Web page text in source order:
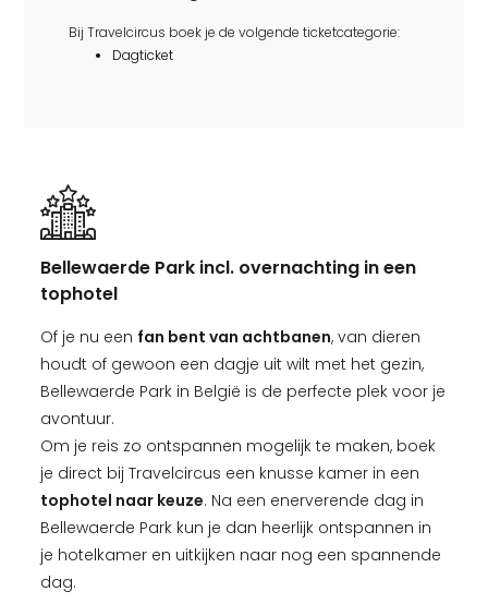
Bij Travelcircus boek je de volgende ticketcategorie:
Dagticket
Bellewaerde Park incl. overnachting in een
tophotel
Of je nu een fan bent van achtbanen, van dieren
houdt of gewoon een dagje uit wilt met het gezin,
Bellewaerde Park in België is de perfecte plek voor je
avontuur.
Om je reis zo ontspannen mogelijk te maken, boek
je direct bij Travelcircus een knusse kamer in een
tophotel naar keuze. Na een enerverende dag in
Bellewaerde Park kun je dan heerlijk ontspannen in
je hotelkamer en uitkijken naar nog een spannende
dag.